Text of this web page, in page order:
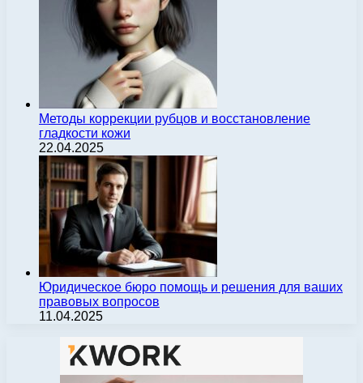
Методы коррекции рубцов и восстановление
гладкости кожи
22.04.2025
Юридическое бюро помощь и решения для ваших
правовых вопросов
11.04.2025